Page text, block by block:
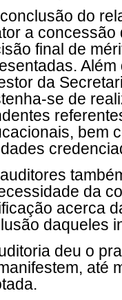
do
a concessão
final de
da
se de
bem
da
acerca
daqueles
deu o
até